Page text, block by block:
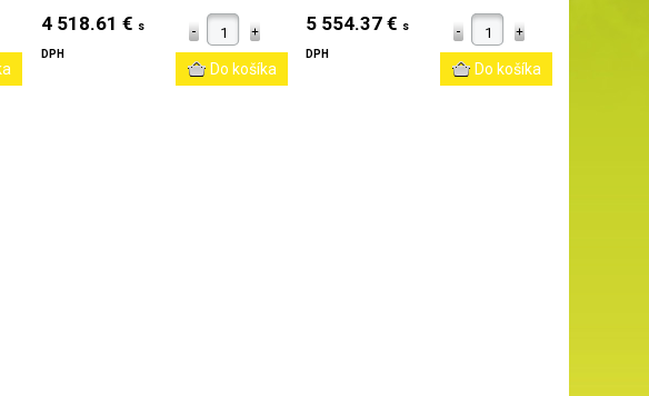
4 518.61 € s
DPH
5 554.37 € s
DPH